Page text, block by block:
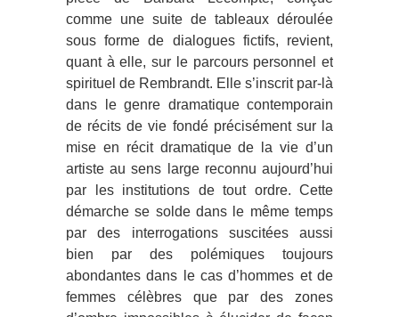
comme une suite de tableaux déroulée
sous forme de dialogues fictifs, revient,
quant à elle, sur le parcours personnel et
spirituel de Rembrandt. Elle s’inscrit par-là
dans le genre dramatique contemporain
de récits de vie fondé précisément sur la
mise en récit dramatique de la vie d’un
artiste au sens large reconnu aujourd’hui
par les institutions de tout ordre. Cette
démarche se solde dans le même temps
par des interrogations suscitées aussi
bien par des polémiques toujours
abondantes dans le cas d’hommes et de
femmes célèbres que par des zones